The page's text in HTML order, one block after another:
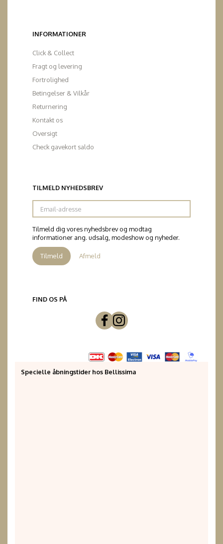
INFORMATIONER
Click & Collect
Fragt og levering
Fortrolighed
Betingelser & Vilkår
Returnering
Kontakt os
Oversigt
Check gavekort saldo
TILMELD NYHEDSBREV
Email-
adresse
Tilmeld dig vores nyhedsbrev og modtag
informationer ang. udsalg, modeshow og nyheder.
Tilmeld Afmeld
FIND OS PÅ
Specielle åbningstider hos Bellissima